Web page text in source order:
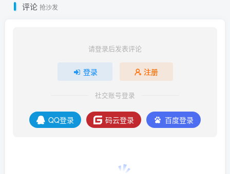
评论 抢沙发
请登录后发表评论
登录 注册
社交账号登录
QQ登录 码云登录 百度登录